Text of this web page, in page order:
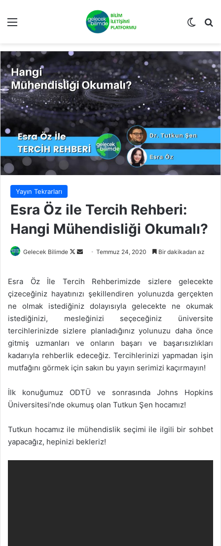
Menü Dış
Yayın Tekrarları
Esra Öz ile Tercih Rehberi:
Hangi Mühendisliği Okumalı?
Gelecek Bilimde
Follow
Bir
göndermek
Temmuz 24, 2020 Bir dakikadan az
Esra Öz İle Tercih Rehberimizde sizlere gelecekte
çizeceğiniz hayatınızı şekillendiren yolunuzda gerçekten
ne olmak istediğiniz dolayısıyla gelecekte ne okumak
istediğinizi, mesleğinizi seçeceğiniz üniversite
tercihlerinizde sizlere planladığınız yolunuzu daha önce
gitmiş uzmanları ve onların başarı ve başarısızlıkları
kadarıyla rehberlik edeceğiz. Tercihlerinizi yapmadan işin
mutfağını görmek için sakın bu yayın serimizi kaçırmayın!
İlk konuğumuz ODTÜ ve sonrasında Johns Hopkins
Üniversitesi’nde okumuş olan Tutkun Şen hocamız!
Tutkun hocamız ile mühendislik seçimi ile ilgili bir sohbet
yapacağız, hepinizi bekleriz!